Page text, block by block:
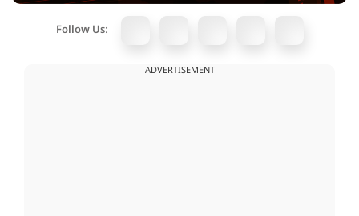
Follow Us:
ADVERTISEMENT